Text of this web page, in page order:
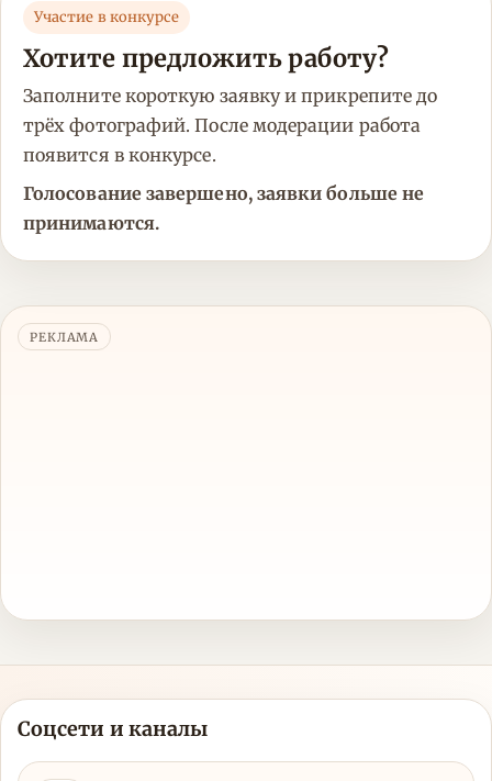
Участие в конкурсе
Хотите предложить работу?
Заполните короткую заявку и прикрепите до
трёх фотографий. После модерации работа
появится в конкурсе.
Голосование завершено, заявки больше не
принимаются.
РЕКЛАМА
Соцсети и каналы